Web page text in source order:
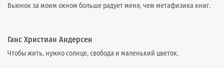
Вьюнок за моим окном больше радует меня, чем метафизика книг.
Ганс Христиан Андерсен
Чтобы жить, нужно солнце, свобода и маленький цветок.